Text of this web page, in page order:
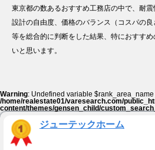
東京都の数あるおすすめ工務店の中で、耐
設計の自由度、価格のバランス（コスパの
等を総合的に判断をした結果、特におすす
いと思います。
Warning: Undefined variable $rank_area_name
/home/realestate01/varesearch.com/
content/themes/gensen_child/
ジューテックホーム